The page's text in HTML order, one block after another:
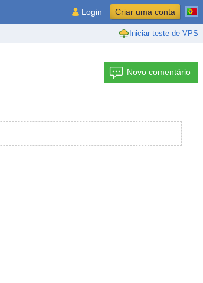
Iniciar teste de VPS
Login Criar uma conta
Novo comentário